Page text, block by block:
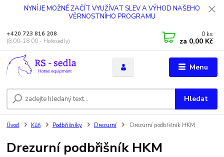
NYNÍ JE MOŽNÉ ZAČÍT VYUŽÍVAT SLEV A VÝHOD NAŠEHO
VĚRNOSTNÍHO PROGRAMU
Menu
Hledat
+420 723 816 208
(8.00-18.00 - Hořesedly)
0 ks
za 0,00 Kč
Úvod Kůň Podbřišníky Drezurní Drezurní podbřišník HKM
Drezurní podbřišník HKM